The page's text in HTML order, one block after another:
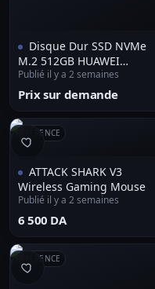
Disque Dur SSD NVMe
M.2 512GB HUAWEI
eKitStor Xtreme 200E PCIe
4.0 6600MB/s - SSD Interne
Publié il y a 2 semaines
Prix sur demande
RÉFÉRENCE
ATTACK SHARK V3
Wireless Gaming Mouse
Publié il y a 2 semaines
⁦6 500 DA⁩
RÉFÉRENCE